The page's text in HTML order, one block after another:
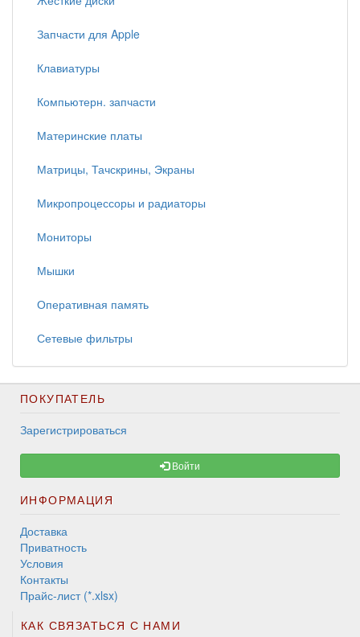
Запчасти для Apple
Клавиатуры
Компьютерн. запчасти
Материнские платы
Матрицы, Тачскрины, Экраны
Микропроцессоры и радиаторы
Мониторы
Мышки
Оперативная память
Сетевые фильтры
ПОКУПАТЕЛЬ
Зарегистрироваться
Войти
ИНФОРМАЦИЯ
Доставка
Приватность
Условия
Контакты
Прайс-лист (*.xlsx)
КАК СВЯЗАТЬСЯ С НАМИ